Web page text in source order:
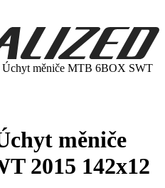
Úchyt měniče MTB 6BOX SWT
měniče
2015 142x12